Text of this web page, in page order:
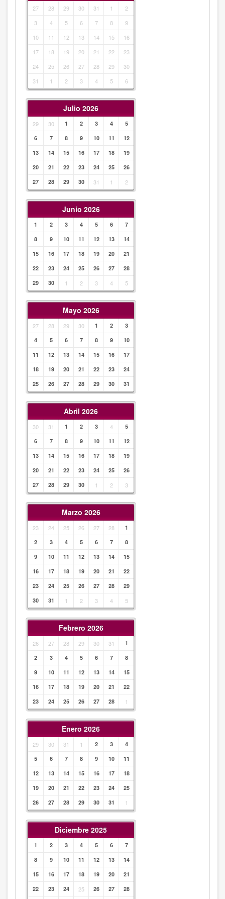
27 28 29 30 31 1
2
3
4 5 6 7 8
9
10
11 12 13 14 15
16
17
18 19 20 21 22
23
24
25 26 27 28 29
30
31
1 2 3 4 5 6
Julio 2026
29 30 1 2 3 4
5
6
7 8 9 10 11
12
13
14 15 16 17 18
19
20
21 22 23 24 25
26
27
28 29 30 31 1 2
Junio 2026
1 2 3 4 5 6
7
8
9 10 11 12 13
14
15
16 17 18 19 20
21
22
23 24 25 26 27
28
29
30 1 2 3 4 5
Mayo 2026
27 28 29 30 1 2
3
4
5 6 7 8 9
10
11
12 13 14 15 16
17
18
19 20 21 22 23
24
25
26 27 28 29 30 31
Abril 2026
30 31 1 2 3 4
5
6
7 8 9 10 11
12
13
14 15 16 17 18
19
20
21 22 23 24 25
26
27
28 29 30 1 2 3
Marzo 2026
23 24 25 26 27 28
1
2
3 4 5 6 7
8
9
10 11 12 13 14
15
16
17 18 19 20 21
22
23
24 25 26 27 28
29
30
31 1 2 3 4 5
Febrero 2026
26 27 28 29 30 31
1
2
3 4 5 6 7
8
9
10 11 12 13 14
15
16
17 18 19 20 21
22
23
24 25 26 27 28 1
Enero 2026
29 30 31 1 2 3
4
5
6 7 8 9 10
11
12
13 14 15 16 17
18
19
20 21 22 23 24
25
26
27 28 29 30 31 1
Diciembre 2025
1 2 3 4 5 6
7
8
9 10 11 12 13
14
15
16 17 18 19 20
21
22
23 24 25 26 27
28